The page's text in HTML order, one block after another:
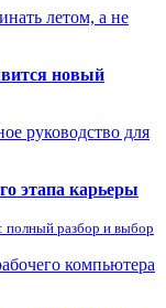
летом, а не
новый
руководство для
этапа карьеры
полный разбор и выбор
компьютера